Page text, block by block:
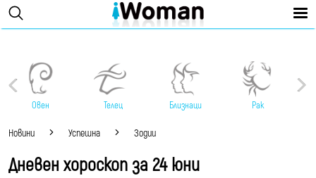
Овен Телец Близнаци Рак
Новини Успешна Зодии
Дневен хороскоп за 24 юни